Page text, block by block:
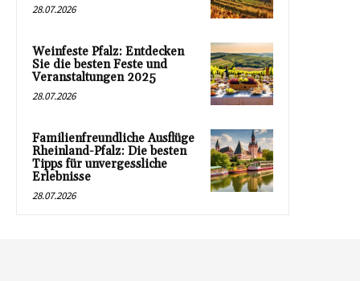
28.07.2026
Weinfeste Pfalz: Entdecken
Sie die besten Feste und
Veranstaltungen 2025
28.07.2026
Familienfreundliche Ausflüge
Rheinland-Pfalz: Die besten
Tipps für unvergessliche
Erlebnisse
28.07.2026